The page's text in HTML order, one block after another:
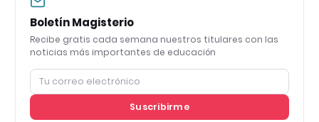
Boletín Magisterio
Recibe gratis cada semana nuestros titulares con las
noticias más importantes de educación
Suscribirme